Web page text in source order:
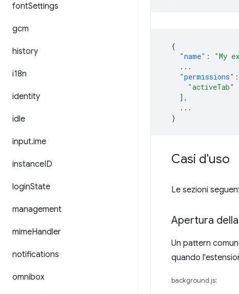
fontSettings
gcm
history
i18n
identity
idle
input.ime
instanceID
loginState
management
mimeHandler
notifications
omnibox
{
"name" : "My
...
"permissions" :
"activeTab"
],
...
}
Casi d'uso
Le sezioni
Apertura
Un pattern
quando
background.js: